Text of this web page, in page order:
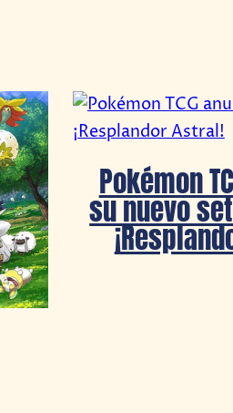
Pokémon
su nuevo